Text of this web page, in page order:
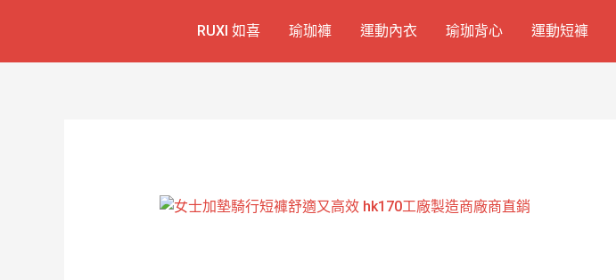
RUXI 如喜 瑜珈褲 運動內衣 瑜珈背心 運動短褲